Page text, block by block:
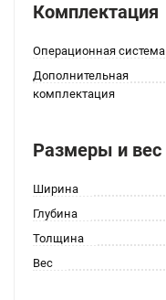
Комплектация
Операционная система
Дополнительная
комплектация
Размеры и вес
Ширина
Глубина
Толщина
Вес